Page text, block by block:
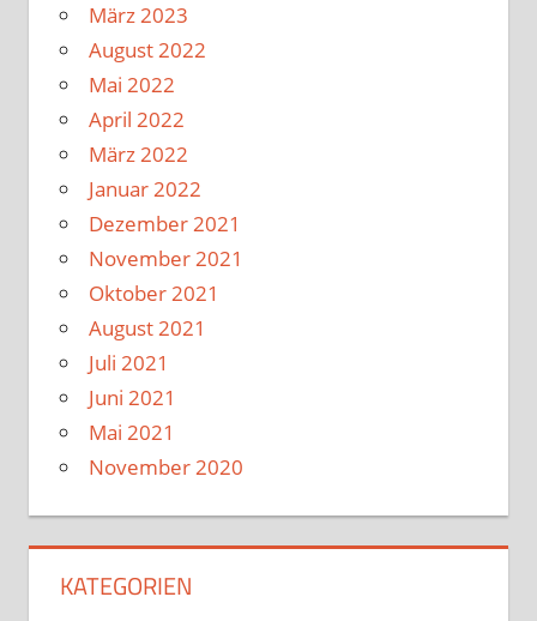
März 2023
August 2022
Mai 2022
April 2022
März 2022
Januar 2022
Dezember 2021
November 2021
Oktober 2021
August 2021
Juli 2021
Juni 2021
Mai 2021
November 2020
KATEGORIEN